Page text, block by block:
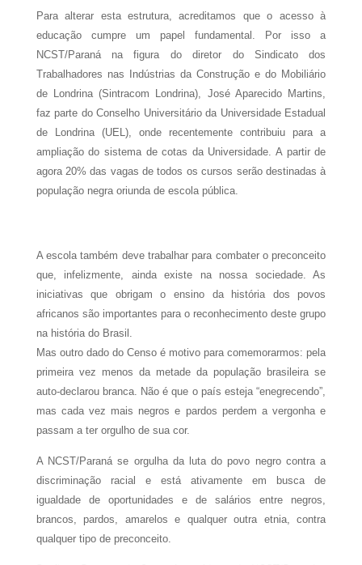
Para alterar esta estrutura, acreditamos que o acesso à
educação cumpre um papel fundamental. Por isso a
NCST/Paraná na figura do diretor do Sindicato dos
Trabalhadores nas Indústrias da Construção e do Mobiliário
de Londrina (Sintracom Londrina), José Aparecido Martins,
faz parte do Conselho Universitário da Universidade Estadual
de Londrina (UEL), onde recentemente contribuiu para a
ampliação do sistema de cotas da Universidade. A partir de
agora 20% das vagas de todos os cursos serão destinadas à
população negra oriunda de escola pública.
A escola também deve trabalhar para combater o preconceito
que, infelizmente, ainda existe na nossa sociedade. As
iniciativas que obrigam o ensino da história dos povos
africanos são importantes para o reconhecimento deste grupo
na história do Brasil.
Mas outro dado do Censo é motivo para comemorarmos: pela
primeira vez menos da metade da população brasileira se
auto-declarou branca. Não é que o país esteja “enegrecendo”,
mas cada vez mais negros e pardos perdem a vergonha e
passam a ter orgulho de sua cor.
A NCST/Paraná se orgulha da luta do povo negro contra a
discriminação racial e está ativamente em busca de
igualdade de oportunidades e de salários entre negros,
brancos, pardos, amarelos e qualquer outra etnia, contra
qualquer tipo de preconceito.